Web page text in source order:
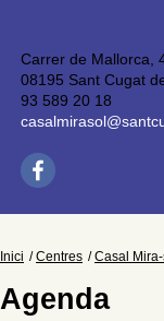
Carrer de Mallorca,
08195 Sant Cugat
93 589 20 18
Inici Centres Casal Mira-
Agenda